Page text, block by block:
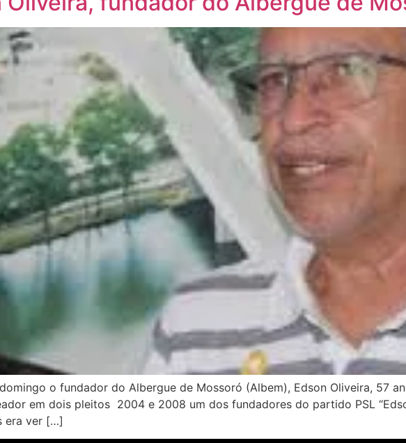
o fundador do Albergue de Mossoró (Albem), Edson Oliveira, 57
em dois pleitos 2004 e 2008 um dos fundadores do partido PSL
era ver […]